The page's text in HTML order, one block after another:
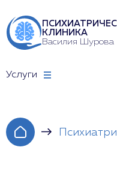
КЛИНИКА
Василия Шурова
Услуги